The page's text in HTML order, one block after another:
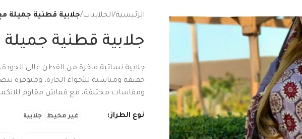
الرئيسية/الجلابيات/جلابية قطنية جميلة
جلابية قطنية
جلابية نسائية فاخرة من القطن عالي
خفيفة ومناسبة للأجواء الحارة، ومتوفرة
ومقاسات مختلفة، مع قماش مقاوم
نوع الطراز غير مخيط جلابية